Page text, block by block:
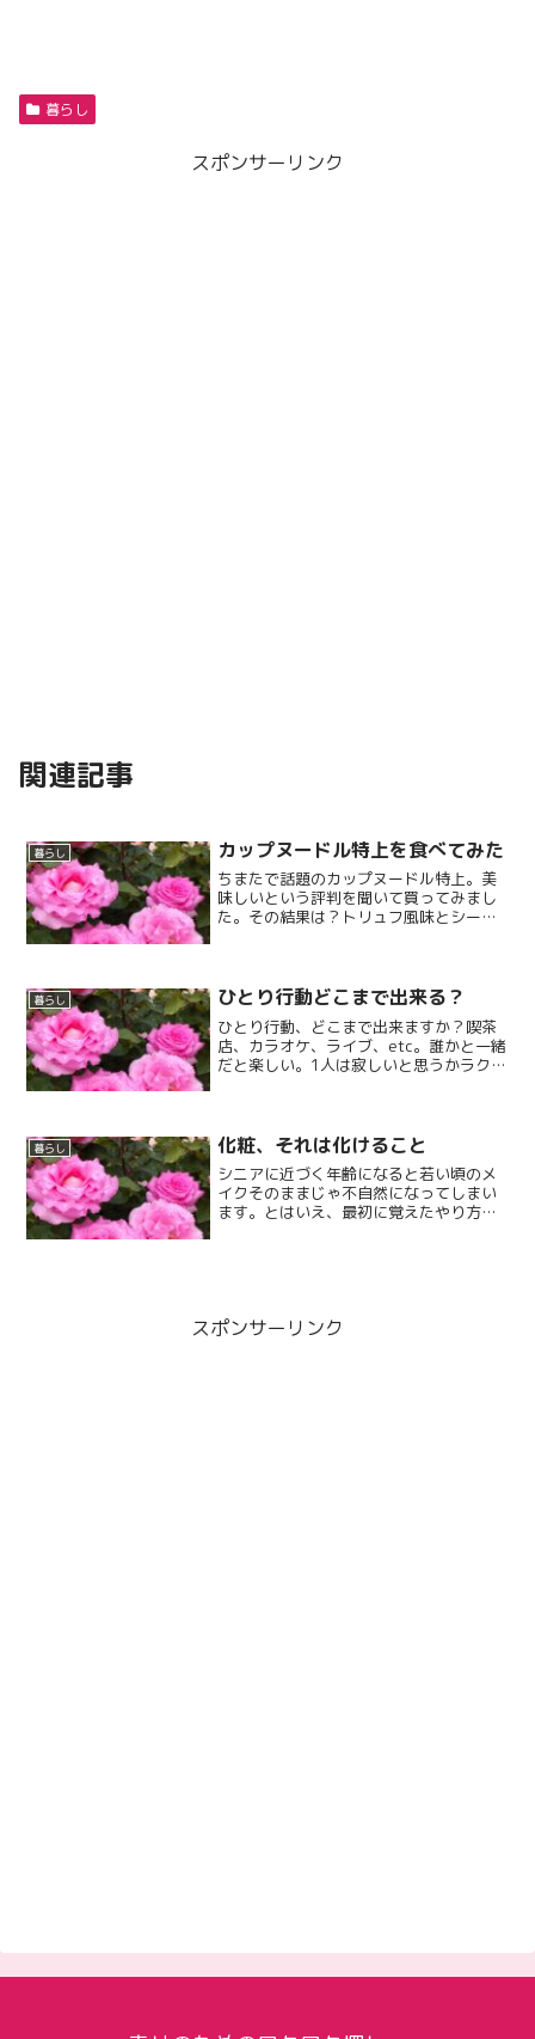
暮らし
スポンサーリンク
関連記事
暮らし カップヌードル特上を食べてみた
ちまたで話題のカップヌードル特上。美
味しいという評判を聞いて買ってみまし
た。その結果は？トリュフ風味とシーフ
暮らし ひとり行動どこまで出来る？
ひとり行動、どこまで出来ますか？喫茶
店、カラオケ、ライブ、etc。誰かと一緒
だと楽しい。1人は寂しいと思うかラクだ
暮らし 化粧、それは化けること
シニアに近づく年齢になると若い頃のメ
イクそのままじゃ不自然になってしまい
ます。とはいえ、最初に覚えたやり方
スポンサーリンク